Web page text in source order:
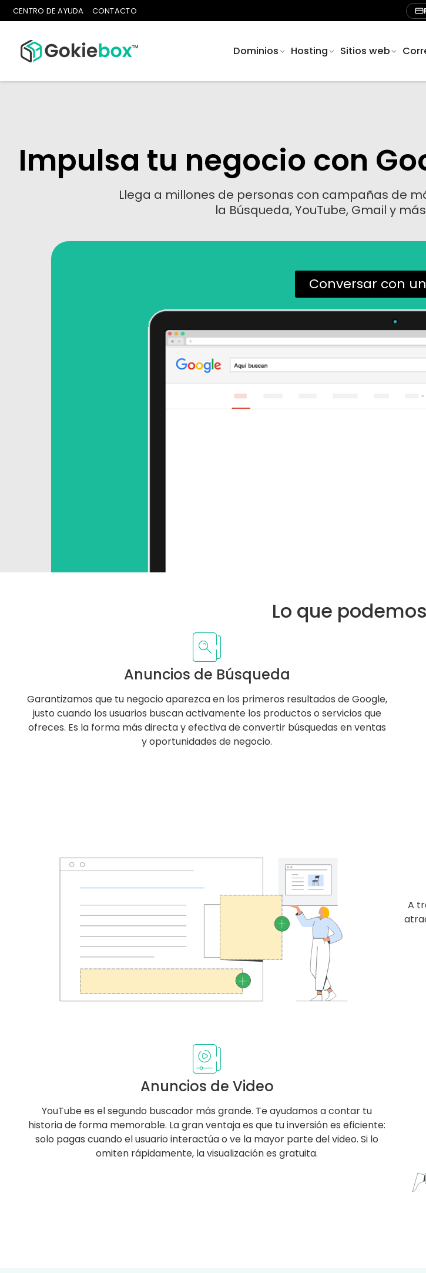
CENTRO DE AYUDA CONTACTO
Dominios Hosting Sitios web
Impulsa tu negocio con
Llega a millones de personas con campañas de
la Búsqueda, YouTube, Gmail y
Conversar con
Lo que
Anuncios de Búsqueda
Garantizamos que tu negocio aparezca en los primeros resultados de Google,
justo cuando los usuarios buscan activamente los productos o servicios que
ofreces. Es la forma más directa y efectiva de convertir búsquedas en ventas
y oportunidades de negocio.
A
Anuncios de Video
YouTube es el segundo buscador más grande. Te ayudamos a contar tu
historia de forma memorable. La gran ventaja es que tu inversión es eficiente:
solo pagas cuando el usuario interactúa o ve la mayor parte del video. Si lo
omiten rápidamente, la visualización es gratuita.